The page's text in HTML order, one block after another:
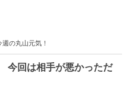
の丸山元気！
今回は相手が悪かっただ